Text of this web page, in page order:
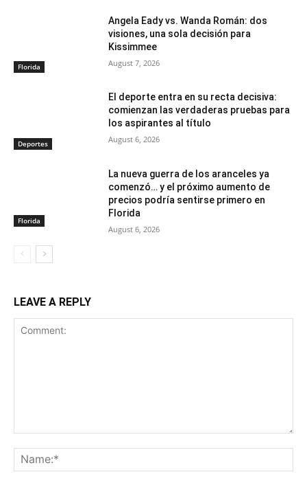
Florida
Angela Eady vs. Wanda Román: dos
visiones, una sola decisión para
Kissimmee
August 7, 2026
Deportes
El deporte entra en su recta decisiva:
comienzan las verdaderas pruebas para
los aspirantes al título
August 6, 2026
Florida
La nueva guerra de los aranceles ya
comenzó… y el próximo aumento de
precios podría sentirse primero en
Florida
August 6, 2026
LEAVE A REPLY